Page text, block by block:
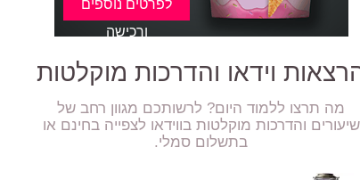
במיוחד :)
וידאו והדרכות מוקלטות
מה תרצו ללמוד היום? לרשותכם מגוון רחב של
שיעורים והדרכות מוקלטות בווידאו לצפייה בחינם או
בתשלום סמלי.